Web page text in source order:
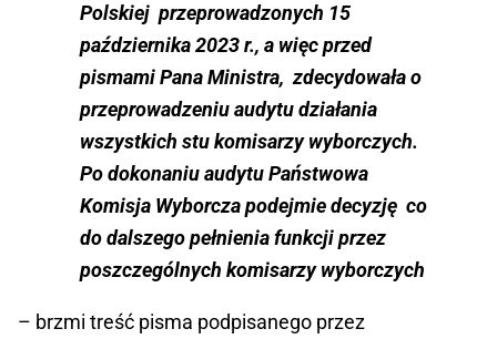
Polskiej przeprowadzonych 15
października 2023 r., a więc przed
pismami Pana Ministra, zdecydowała o
przeprowadzeniu audytu działania
wszystkich stu komisarzy wyborczych.
Po dokonaniu audytu Państwowa
Komisja Wyborcza podejmie decyzję co
do dalszego pełnienia funkcji przez
poszczególnych komisarzy wyborczych
– brzmi treść pisma podpisanego przez